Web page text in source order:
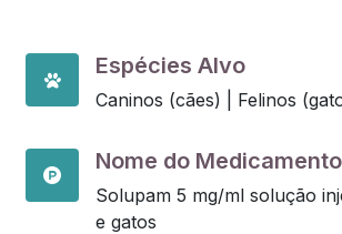
Espécies Alvo
Caninos (cães) | Felinos
Nome do Medicamento
Solupam 5 mg/ml solução
e gatos